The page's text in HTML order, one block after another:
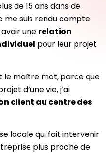
de 15 ans dans de
me suis rendu compte
une relation
pour leur projet
le maître mot, parce que
d’une vie, j’ai
client au centre des
locale qui fait intervenir
plus proche de